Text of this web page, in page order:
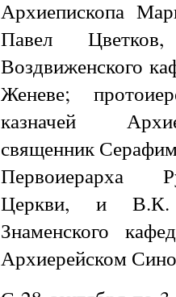
Архиепископа
Павел
Воздвиженского
Женеве;
казначей
священник
Первоиерарха
Церкви, и В.К.
Знаменского
Архиерейском